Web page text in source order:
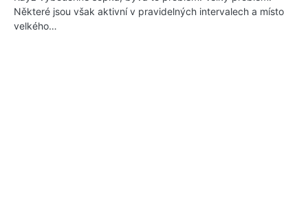
Některé jsou však aktivní v pravidelných intervalech a místo
velkého…